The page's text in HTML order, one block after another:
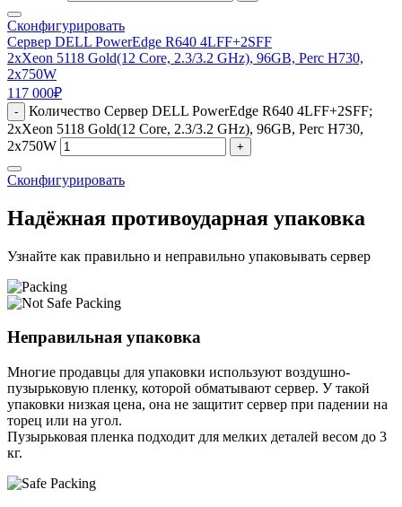
Сконфигурировать
Сервер DELL PowerEdge R640 4LFF+2SFF
2xXeon 5118 Gold(12 Core, 2.3/3.2 GHz), 96GB, Perc H730,
2x750W
117 000₽
-
Количество Сервер DELL PowerEdge R640 4LFF+2SFF;
2xXeon 5118 Gold(12 Core, 2.3/3.2 GHz), 96GB, Perc H730,
2x750W
+
Сконфигурировать
Надёжная противоударная упаковка
Узнайте как правильно и неправильно упаковывать сервер
Неправильная упаковка
Многие продавцы для упаковки используют воздушно-
пузырьковую пленку, которой обматывают сервер. У такой
упаковки низкая цена, она не защитит сервер при падении на
торец или на угол.
Пузырьковая пленка подходит для мелких деталей весом до 3
кг.